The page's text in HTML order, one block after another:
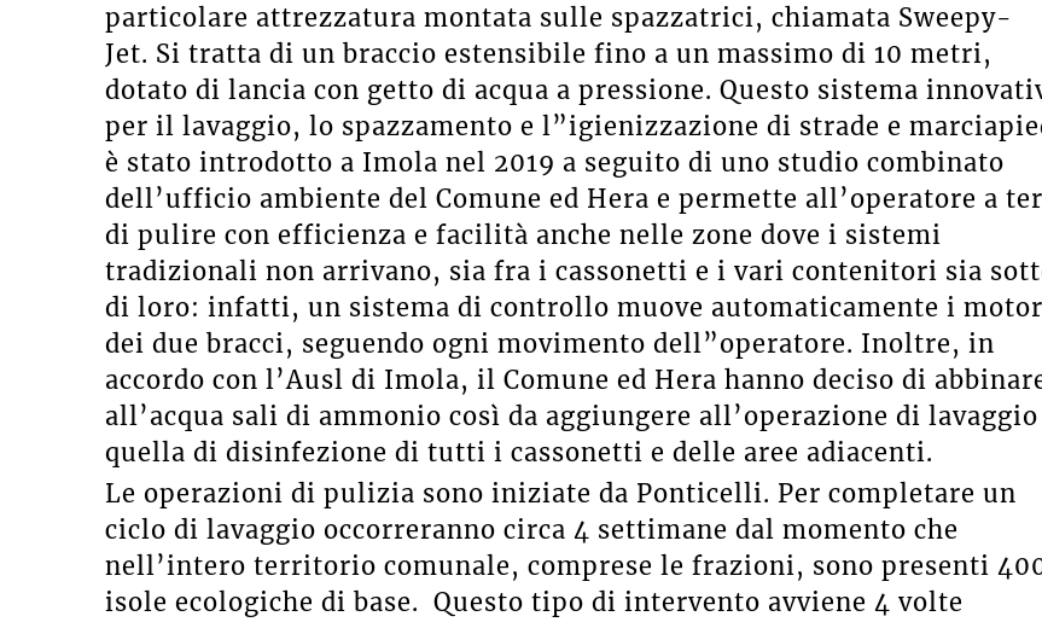
particolare attrezzatura montata sulle spazzatrici, chiamata Sweepy-
Jet. Si tratta di un braccio estensibile fino a un massimo di 10 metri,
dotato di lancia con getto di acqua a pressione. Questo sistema
per il lavaggio, lo spazzamento e l”igienizzazione di strade e
è stato introdotto a Imola nel 2019 a seguito di uno studio combinato
dell’ufficio ambiente del Comune ed Hera e permette all’operatore a
di pulire con efficienza e facilità anche nelle zone dove i sistemi
tradizionali non arrivano, sia fra i cassonetti e i vari contenitori sia
di loro: infatti, un sistema di controllo muove automaticamente i
dei due bracci, seguendo ogni movimento dell”operatore. Inoltre, in
accordo con l’Ausl di Imola, il Comune ed Hera hanno deciso di
all’acqua sali di ammonio così da aggiungere all’operazione di lavaggio
quella di disinfezione di tutti i cassonetti e delle aree adiacenti.
Le operazioni di pulizia sono iniziate da Ponticelli. Per completare un
ciclo di lavaggio occorreranno circa 4 settimane dal momento che
nell’intero territorio comunale, comprese le frazioni, sono presenti
isole ecologiche di base. Questo tipo di intervento avviene 4 volte